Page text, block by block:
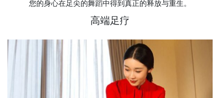
您的身心在足尖的舞蹈中得到真正的释放与重生。
高端足疗